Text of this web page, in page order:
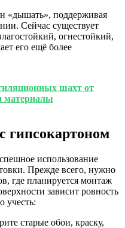
«дышать», поддерживая
Сейчас существует
огнестойкий,
его ещё более
шахт от
материалы
гипсокартоном
использование
Прежде всего, нужно
где планируется монтаж
зависит ровность
учесть:
старые обои, краску,